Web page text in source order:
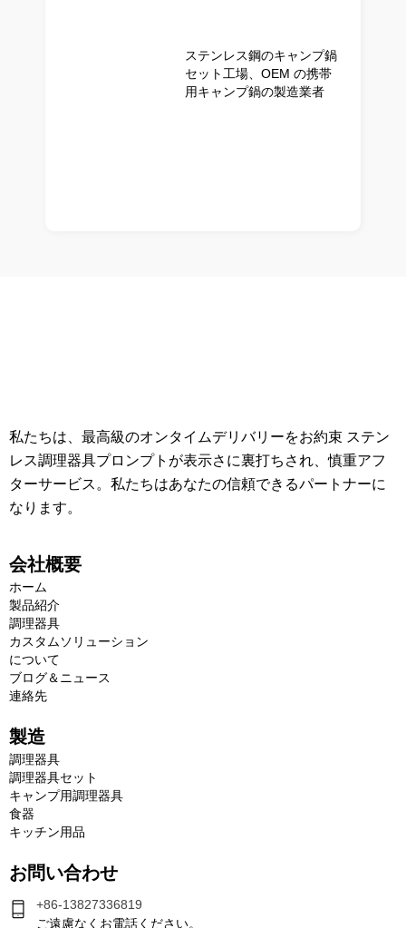
ステンレス鋼のキャンプ鍋
セット工場、OEM の携帯
用キャンプ鍋の製造業者
私たちは、最高級のオンタイムデリバリーをお約束 ステン
レス調理器具プロンプトが表示さに裏打ちされ、慎重アフ
ターサービス。私たちはあなたの信頼できるパートナーに
なります。
会社概要
ホーム
製品紹介
調理器具
カスタムソリューション
について
ブログ＆ニュース
連絡先
製造
調理器具
調理器具セット
キャンプ用調理器具
食器
キッチン用品
お問い合わせ
+86-13827336819
ご遠慮なくお電話ください。